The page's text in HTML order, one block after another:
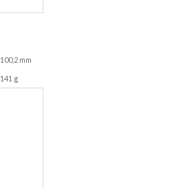
100,2 mm
141 g